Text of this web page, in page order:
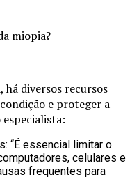
miopia?
diversos recursos
e proteger a
“É essencial limitar o
celulares e
frequentes para